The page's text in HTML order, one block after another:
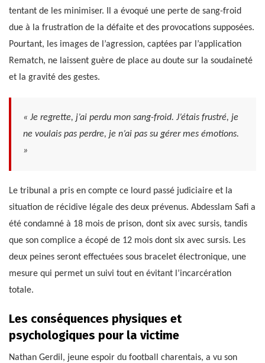
tentant de les minimiser. Il a évoqué une perte de sang-froid
due à la frustration de la défaite et des provocations supposées.
Pourtant, les images de l’agression, captées par l’application
Rematch, ne laissent guère de place au doute sur la soudaineté
et la gravité des gestes.
« Je regrette, j’ai perdu mon sang-froid. J’étais frustré, je
ne voulais pas perdre, je n’ai pas su gérer mes émotions.
»
Le tribunal a pris en compte ce lourd passé judiciaire et la
situation de récidive légale des deux prévenus. Abdesslam Safi a
été condamné à 18 mois de prison, dont six avec sursis, tandis
que son complice a écopé de 12 mois dont six avec sursis. Les
deux peines seront effectuées sous bracelet électronique, une
mesure qui permet un suivi tout en évitant l’incarcération
totale.
Les conséquences physiques et
psychologiques pour la victime
Nathan Gerdil, jeune espoir du football charentais, a vu son